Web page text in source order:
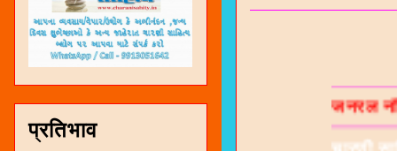
चारणी
नंबर
प्रतिभाव